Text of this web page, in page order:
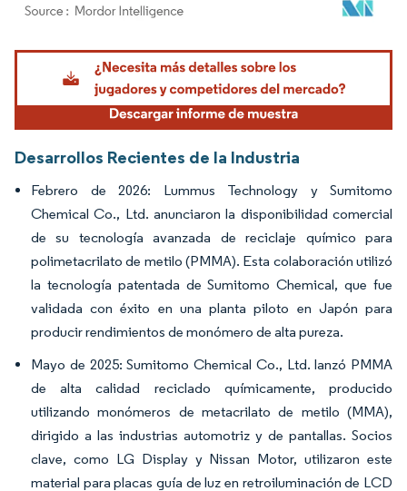
Imagen © Mordor Intelligence. El uso requiere atribución según CC BY 4.0.
Desarrollos Recientes de la Industria
Febrero de 2026: Lummus Technology y Sumitomo
Chemical Co., Ltd. anunciaron la disponibilidad comercial
de su tecnología avanzada de reciclaje químico para
polimetacrilato de metilo (PMMA). Esta colaboración utilizó
la tecnología patentada de Sumitomo Chemical, que fue
validada con éxito en una planta piloto en Japón para
producir rendimientos de monómero de alta pureza.
Mayo de 2025: Sumitomo Chemical Co., Ltd. lanzó PMMA
de alta calidad reciclado químicamente, producido
utilizando monómeros de metacrilato de metilo (MMA),
dirigido a las industrias automotriz y de pantallas. Socios
clave, como LG Display y Nissan Motor, utilizaron este
material para placas guía de luz en retroiluminación de LCD